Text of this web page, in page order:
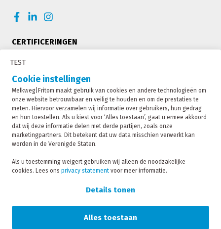
TEST
Cookie instellingen
Melkweg|Fritom maakt gebruik van cookies en andere technologieën om
onze website betrouwbaar en veilig te houden en om de prestaties te
meten. Hiervoor verzamelen wij informatie over gebruikers, hun gedrag
en hun toestellen. Als u kiest voor ‘Alles toestaan’, gaat u ermee akkoord
dat wij deze informatie delen met derde partijen, zoals onze
marketingpartners. Dit betekent dat uw data misschien verwerkt kan
worden in de Verenigde Staten.
Als u toestemming weigert gebruiken wij alleen de noodzakelijke
cookies. Lees onsprivacy statement voor meer informatie.
Details tonen
Alles toestaan
CERTIFICERINGEN
Melkweg|Fritom is onderdeel van de Fritom Group
Privacy statement